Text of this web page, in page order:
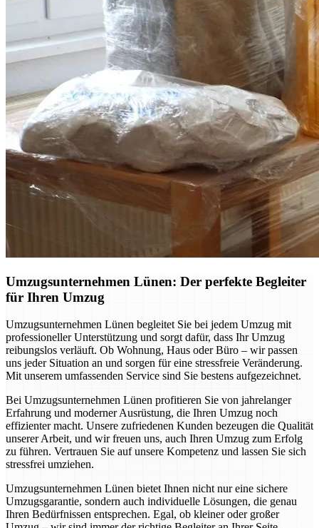
Umzugsunternehmen Lünen: Der perfekte Begleiter
für Ihren Umzug
Umzugsunternehmen Lünen begleitet Sie bei jedem Umzug mit
professioneller Unterstützung und sorgt dafür, dass Ihr Umzug
reibungslos verläuft. Ob Wohnung, Haus oder Büro – wir passen
uns jeder Situation an und sorgen für eine stressfreie Veränderung.
Mit unserem umfassenden Service sind Sie bestens aufgezeichnet.
Bei Umzugsunternehmen Lünen profitieren Sie von jahrelanger
Erfahrung und moderner Ausrüstung, die Ihren Umzug noch
effizienter macht. Unsere zufriedenen Kunden bezeugen die Qualität
unserer Arbeit, und wir freuen uns, auch Ihren Umzug zum Erfolg
zu führen. Vertrauen Sie auf unsere Kompetenz und lassen Sie sich
stressfrei umziehen.
Umzugsunternehmen Lünen bietet Ihnen nicht nur eine sichere
Umzugsgarantie, sondern auch individuelle Lösungen, die genau
Ihren Bedürfnissen entsprechen. Egal, ob kleiner oder großer